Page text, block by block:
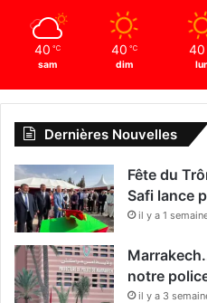
40 ℃
sam
40 ℃
dim
40
Dernières Nouvelles
Fête du
Safi lance
il y a 1
notre
il y a 3